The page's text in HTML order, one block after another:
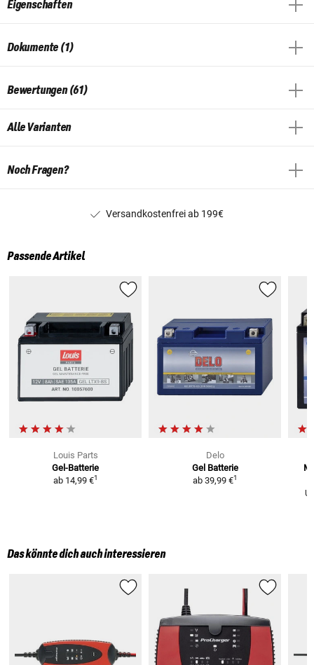
Eigenschaften
Dokumente (1)
Bewertungen (61)
Alle Varianten
Noch Fragen?
Versandkostenfrei ab 199€
Passende Artikel
Louis Parts
Gel-Batterie
ab 14,99 €1
Delo
Gel Batterie
ab 39,99 €1
Das könnte dich auch interessieren